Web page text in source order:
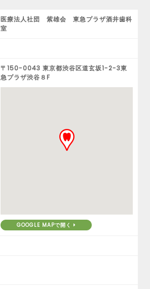
医療法人社団 紫雄会 東急プラザ酒井歯科
室
〒150-0043 東京都渋谷区道玄坂1-2-3東
急プラザ渋谷８F
GOOGLE MAPで開く